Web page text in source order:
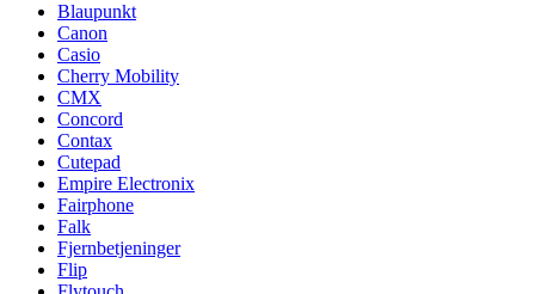
Blaupunkt
Canon
Casio
Cherry Mobility
CMX
Concord
Contax
Cutepad
Empire Electronix
Fairphone
Falk
Fjernbetjeninger
Flip